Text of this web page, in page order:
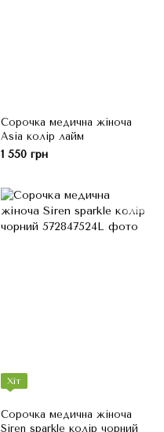
Сорочка медична жіноча
Asia колір лайм
1 550 грн
Хіт
Сорочка медична жіноча
Siren sparkle колір чорний